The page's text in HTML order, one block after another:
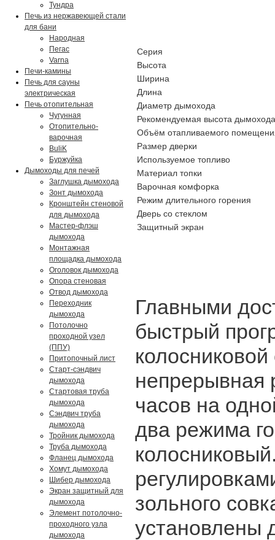
Тундра
Печь из нержавеющей стали
для бани
Народная
Пегас
Varna
Печи-камины
Печь для сауны
электрическая
Печь отопительная
Чугунная
Отопительно-
варочная
BuliK
Буржуйка
Дымоходы для печей
Заглушка дымохода
Зонт дымохода
Кронштейн стеновой
для дымохода
Мастер-флэш
дымохода
Монтажная
площадка дымохода
Оголовок дымохода
Опора стеновая
Отвод дымохода
Переходник
дымохода
Потолочно
проходной узел
(ППУ)
Притопочный лист
Старт-сэндвич
дымохода
Стартовая труба
дымохода
Сэндвич труба
дымохода
Тройник дымохода
Труба дымохода
Фланец дымохода
Хомут дымохода
Шибер дымохода
Экран защитный для
дымохода
Элемент потолочно-
проходного узла
дымохода
Серия
Высота
Ширина
Длина
Диаметр дымохода
Рекомендуемая высота дымохода
Объём отапливаемого
Размер дверки
Используемое топливо
Материал топки
Варочная комфорка
Режим длительного горения
Дверь со стеклом
Защитный экран
Главными
быстрый
непрерывная
часов на
два режима
зольного
установлены